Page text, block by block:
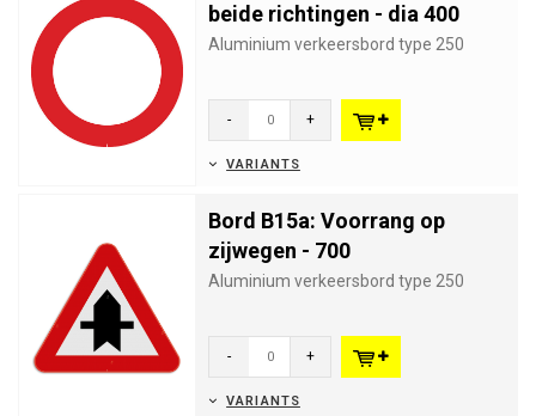
beide richtingen - dia 400
Aluminium verkeersbord type 250
- +
VARIANTS
Bord B15a: Voorrang op
zijwegen - 700
Aluminium verkeersbord type 250
- +
VARIANTS